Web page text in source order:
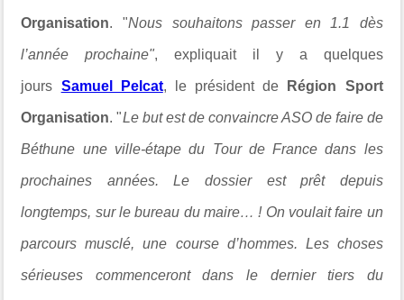
Organisation. "Nous souhaitons passer en 1.1 dès
l’année prochaine", expliquait il y a quelques
jours Samuel Pelcat, le président de Région Sport
Organisation. "Le but est de convaincre ASO de faire de
Béthune une ville-étape du Tour de France dans les
prochaines années. Le dossier est prêt depuis
longtemps, sur le bureau du maire… ! On voulait faire un
parcours musclé, une course d’hommes. Les choses
sérieuses commenceront dans le dernier tiers du